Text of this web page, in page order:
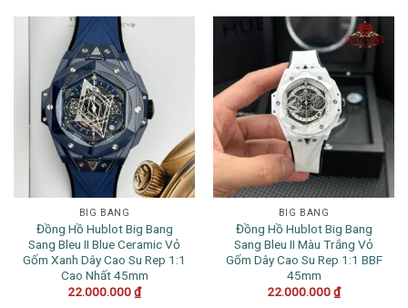
BIG BANG
Đồng Hồ Hublot Big Bang
Sang Bleu II Blue Ceramic Vỏ
Gốm Xanh Dây Cao Su Rep 1:1
Cao Nhất 45mm
22.000.000₫
BIG BANG
Đồng Hồ Hublot Big Bang
Sang Bleu II Màu Trắng Vỏ
Gốm Dây Cao Su Rep 1:1 BBF
45mm
22.000.000₫